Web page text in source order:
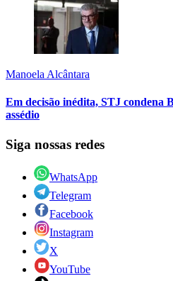
Manoela Alcântara
Em decisão inédita, STJ condena
assédio
Siga nossas redes
WhatsApp
Telegram
Facebook
Instagram
X
YouTube